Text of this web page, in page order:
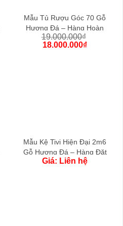
Mẫu Tủ Rượu Góc 70 Gỗ
Hương Đá – Hàng Hoàn
Thiện Đẹp
19.000.000₫
18.000.000₫
Mẫu Kệ Tivi Hiện Đại 2m6
Gỗ Hương Đá – Hàng Đặt
Giá: Liên hệ